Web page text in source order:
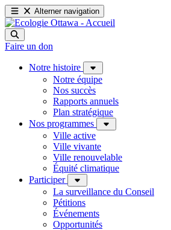
Alterner navigation
Faire un don
Notre histoire
Notre équipe
Nos succès
Rapports annuels
Plan stratégique
Nos programmes
Ville active
Ville vivante
Ville renouvelable
Équité climatique
Participer
La surveillance du Conseil
Pétitions
Événements
Opportunités